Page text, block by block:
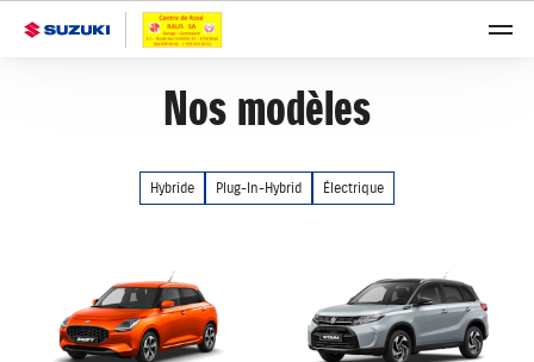
Nos modèles
Hybride Plug-In-Hybrid Électrique